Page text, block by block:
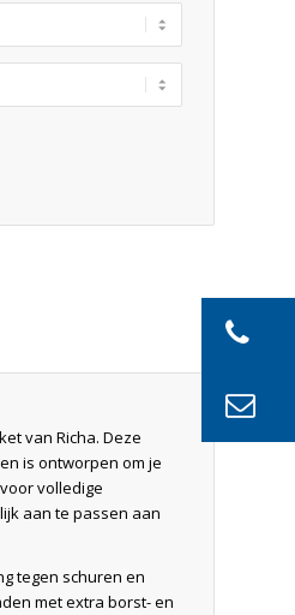
van Richa. Deze
is ontworpen om je
volledige
aan te passen aan
tegen schuren en
met extra borst- en